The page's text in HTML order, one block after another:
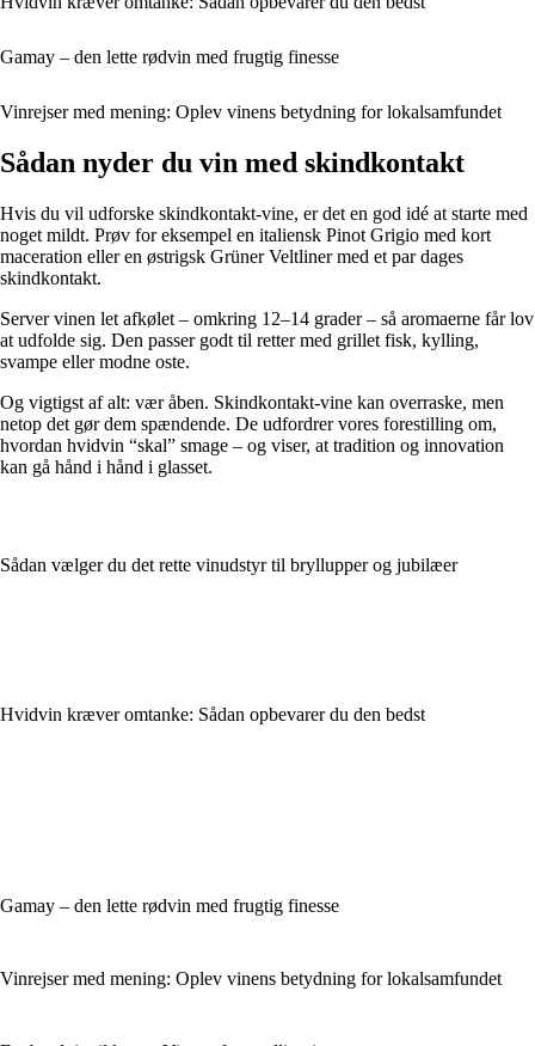
Gamay – den lette rødvin med frugtig finesse
Vinrejser med mening: Oplev vinens betydning for lokalsamfundet
Sådan nyder du vin med skindkontakt
Hvis du vil udforske skindkontakt-vine, er det en god idé at starte med
noget mildt. Prøv for eksempel en italiensk Pinot Grigio med kort
maceration eller en østrigsk Grüner Veltliner med et par dages
skindkontakt.
Server vinen let afkølet – omkring 12–14 grader – så aromaerne får lov
at udfolde sig. Den passer godt til retter med grillet fisk, kylling,
svampe eller modne oste.
Og vigtigst af alt: vær åben. Skindkontakt-vine kan overraske, men
netop det gør dem spændende. De udfordrer vores forestilling om,
hvordan hvidvin “skal” smage – og viser, at tradition og innovation
kan gå hånd i hånd i glasset.
Sådan vælger du det rette vinudstyr til bryllupper og jubilæer
Hvidvin kræver omtanke: Sådan opbevarer du den bedst
Gamay – den lette rødvin med frugtig finesse
Vinrejser med mening: Oplev vinens betydning for lokalsamfundet